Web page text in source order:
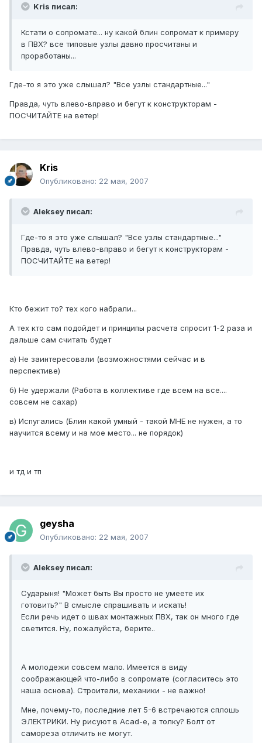
Kris писал:
Кстати о сопромате... ну какой блин сопромат к примеру
в ПВХ? все типовые узлы давно просчитаны и
проработаны...
Где-то я это уже слышал? "Все узлы стандартные..."
Правда, чуть влево-вправо и бегут к конструкторам -
ПОСЧИТАЙТЕ на ветер!
Kris
Опубликовано: 22 мая, 2007
Aleksey писал:
Где-то я это уже слышал? "Все узлы стандартные..."
Правда, чуть влево-вправо и бегут к конструкторам -
ПОСЧИТАЙТЕ на ветер!
Кто бежит то? тех кого набрали...
А тех кто сам подойдет и принципы расчета спросит 1-2 раза и
дальше сам считать будет
а) Не заинтересовали (возможностями сейчас и в
перспективе)
б) Не удержали (Работа в коллективе где всем на все....
совсем не сахар)
в) Испугались (Блин какой умный - такой МНЕ не нужен, а то
научится всему и на мое место... не порядок)
и тд и тп
geysha
Опубликовано: 22 мая, 2007
Aleksey писал:
Сударыня! "Может быть Вы просто не умеете их
готовить?" В смысле спрашивать и искать!
Если речь идет о швах монтажных ПВХ, так он много где
светится. Ну, пожалуйста, берите..
А молодежи совсем мало. Имеется в виду
соображающей что-либо в сопромате (согласитесь это
наша основа). Строители, механики - не важно!
Мне, почему-то, последние лет 5-6 встречаются сплошь
ЭЛЕКТРИКИ. Ну рисуют в Acad-е, а толку? Болт от
самореза отличить не могут.